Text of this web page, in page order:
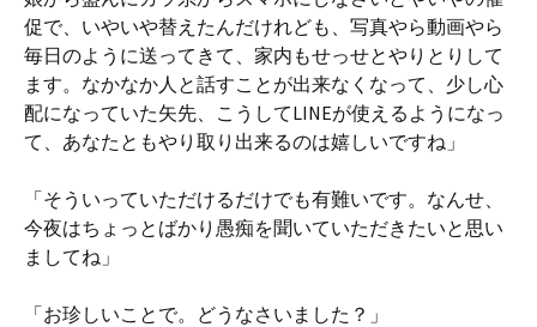
促で、いやいや替えたんだけれども、写真やら動画やら
毎日のように送ってきて、家内もせっせとやりとりして
ます。なかなか人と話すことが出来なくなって、少し心
配になっていた矢先、こうしてLINEが使えるようになっ
て、あなたともやり取り出来るのは嬉しいですね」
「そういっていただけるだけでも有難いです。なんせ、
今夜はちょっとばかり愚痴を聞いていただきたいと思い
ましてね」
「お珍しいことで。どうなさいました？」